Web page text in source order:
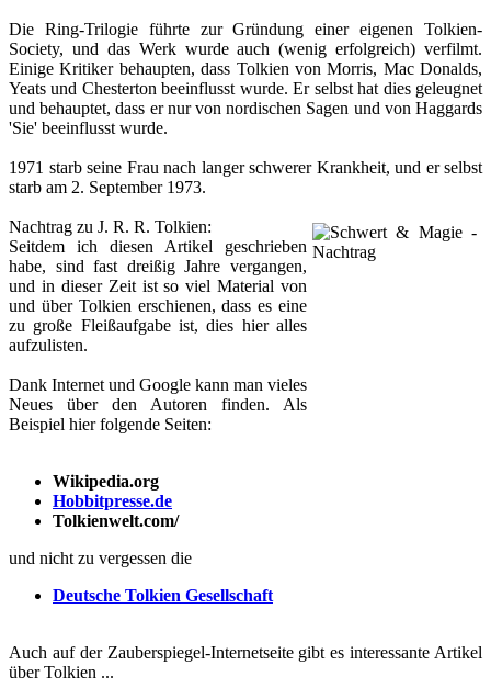
Die Ring-Trilogie führte zur Gründung einer eigenen Tolkien-
Society, und das Werk wurde auch (wenig er­folgreich) verfilmt.
Einige Kritiker behaupten, dass Tolkien von Morris, Mac Donalds,
Yeats und Chesterton beeinflusst wurde. Er selbst hat dies geleugnet
und behauptet, dass er nur von nordischen Sagen und von Haggards
'Sie' beeinflusst wurde.
1971 starb seine Frau nach langer schwerer Krank­heit, und er selbst
starb am 2. September 1973.
Nachtrag zu J. R. R. Tolkien:
Seitdem ich diesen Artikel geschrieben
habe, sind fast dreißig Jahre vergangen,
und in dieser Zeit ist so viel Material von
und über Tolkien erschienen, dass es eine
zu große Fleißaufgabe ist, dies hier alles
aufzulisten.
Dank Internet und Google kann man vieles
Neues über den Autoren finden. Als
Beispiel hier folgende Seiten:
Wikipedia.org
Hobbitpresse.de
Tolkienwelt.com/
und nicht zu vergessen die
Deutsche Tolkien Gesellschaft
Auch auf der Zauberspiegel-Internetseite gibt es interessante Artikel
über Tolkien ...